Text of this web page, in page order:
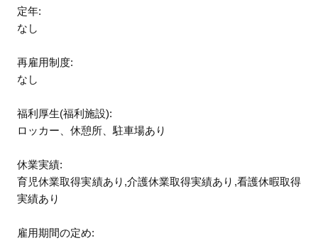
定年:
なし
再雇用制度:
なし
福利厚生(福利施設):
ロッカー、休憩所、駐車場あり
休業実績:
育児休業取得実績あり,介護休業取得実績あり,看護休暇取得
実績あり
雇用期間の定め: